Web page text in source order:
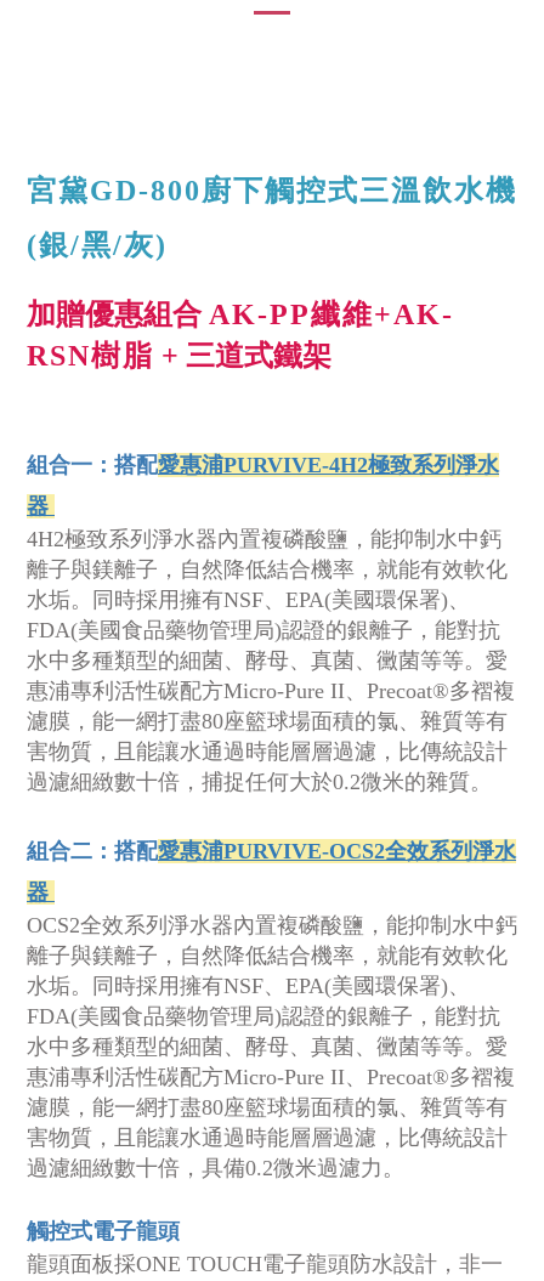
宮黛GD-800廚下觸控式三溫飲水機
(銀/黑/灰)
加贈優惠組合 AK-PP纖維+AK-
RSN樹脂 + 三道式鐵架
組合一：搭配愛惠浦PURVIVE-4H2極致系列淨水
器
4H2極致系列淨水器內置複磷酸鹽，能抑制水中鈣
離子與鎂離子，自然降低結合機率，就能有效軟化
水垢。同時採用擁有NSF、EPA(美國環保署)、
FDA(美國食品藥物管理局)認證的銀離子，能對抗
水中多種類型的細菌、酵母、真菌、黴菌等等。愛
惠浦專利活性碳配方Micro-Pure II、Precoat®多褶複
濾膜，能一網打盡80座籃球場面積的氯、雜質等有
害物質，且能讓水通過時能層層過濾，比傳統設計
過濾細緻數十倍，捕捉任何大於0.2微米的雜質。
組合二：搭配愛惠浦PURVIVE-OCS2全效系列淨水
器
OCS2全效系列淨水器內置複磷酸鹽，能抑制水中鈣
離子與鎂離子，自然降低結合機率，就能有效軟化
水垢。同時採用擁有NSF、EPA(美國環保署)、
FDA(美國食品藥物管理局)認證的銀離子，能對抗
水中多種類型的細菌、酵母、真菌、黴菌等等。愛
惠浦專利活性碳配方Micro-Pure II、Precoat®多褶複
濾膜，能一網打盡80座籃球場面積的氯、雜質等有
害物質，且能讓水通過時能層層過濾，比傳統設計
過濾細緻數十倍，具備0.2微米過濾力。
觸控式電子龍頭
龍頭面板採ONE TOUCH電子龍頭防水設計，非一